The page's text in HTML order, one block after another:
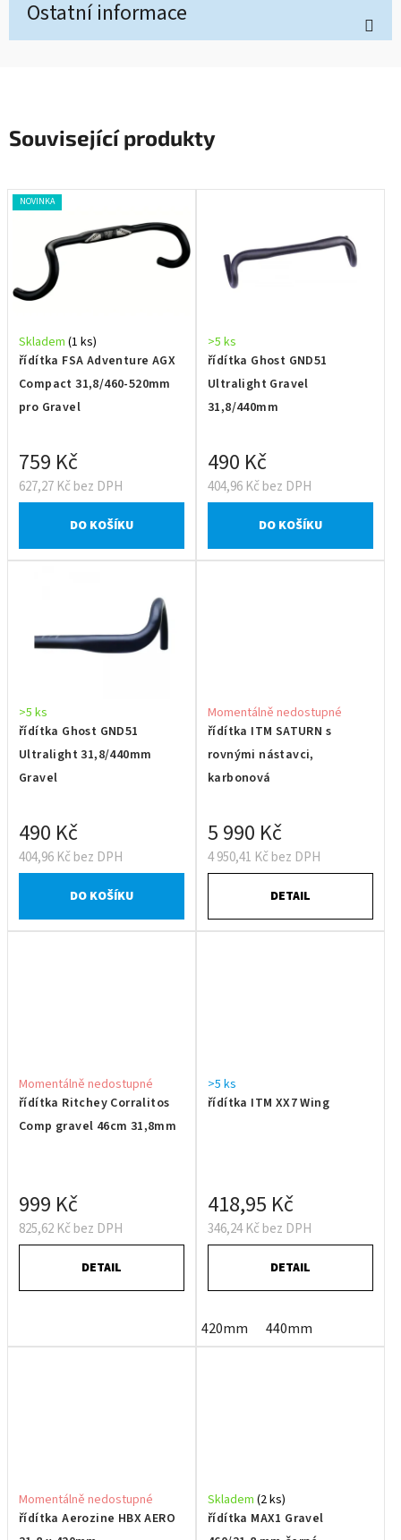
Ostatní informace
Související produkty
NOVINKA
řídítka FSA Adventure AGX
Compact 31,8/460-520mm
pro Gravel
Skladem (1 ks)
627,27 Kč bez DPH
759 Kč
DO KOŠÍKU
řídítka Ghost GND51
Ultralight Gravel
31,8/440mm
>5 ks
404,96 Kč bez DPH
490 Kč
DO KOŠÍKU
řídítka Ghost GND51
Ultralight 31,8/440mm
Gravel
>5 ks
404,96 Kč bez DPH
490 Kč
DO KOŠÍKU
řídítka ITM SATURN s
rovnými nástavci,
karbonová
Momentálně nedostupné
4 950,41 Kč bez DPH
5 990 Kč
DETAIL
řídítka Ritchey Corralitos
Comp gravel 46cm 31,8mm
Momentálně nedostupné
825,62 Kč bez DPH
999 Kč
DETAIL
řídítka ITM XX7 Wing
>5 ks
346,24 Kč bez DPH
418,95 Kč
DETAIL
420mm 440mm
řídítka Aerozine HBX AERO
Momentálně nedostupné
řídítka MAX1 Gravel
Skladem (2 ks)